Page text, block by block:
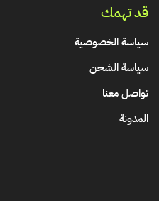
قد تهمك
سياسة الخصوصية
سياسة الشحن
تواصل معنا
المدونة